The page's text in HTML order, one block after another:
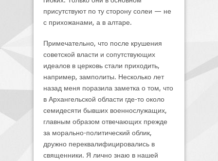
присутствуют по ту сторону солеи — не
с прихожанами, а в алтаре.
Примечательно, что после крушения
советской власти и сопутствующих
идеалов в церковь стали приходить,
например, замполиты. Несколько лет
назад меня поразила заметка о том, что
в Архангельской области где-то около
семидесяти бывших военнослужащих,
главным образом отвечающих прежде
за морально-политический облик,
дружно переквалифицировались в
священники. Я лично знаю в нашей